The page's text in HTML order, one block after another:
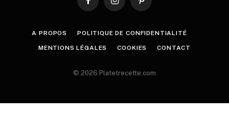
FacebookInstagramPinterest
A PROPOS POLITIQUE DE CONFIDENTIALITÉ
MENTIONS LÉGALES COOKIES CONTACT
© 2026 Platetrecette.com